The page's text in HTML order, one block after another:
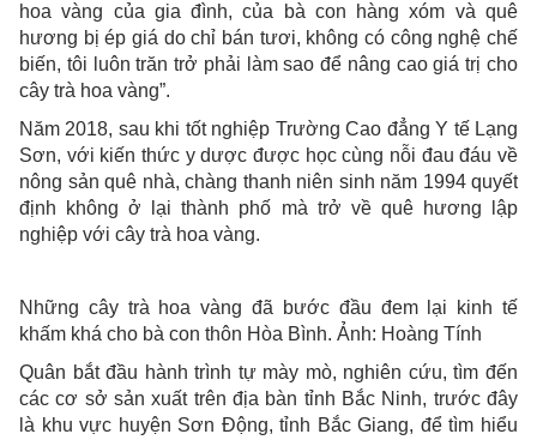
hoa vàng của gia đình, của bà con hàng xóm và quê
hương bị ép giá do chỉ bán tươi, không có công nghệ chế
biến, tôi luôn trăn trở phải làm sao để nâng cao giá trị cho
cây trà hoa vàng”.
Năm 2018, sau khi tốt nghiệp Trường Cao đẳng Y tế Lạng
Sơn, với kiến thức y dược được học cùng nỗi đau đáu về
nông sản quê nhà, chàng thanh niên sinh năm 1994 quyết
định không ở lại thành phố mà trở về quê hương lập
nghiệp với cây trà hoa vàng.
Những cây trà hoa vàng đã bước đầu đem lại kinh tế
khấm khá cho bà con thôn Hòa Bình. Ảnh: Hoàng Tính
Quân bắt đầu hành trình tự mày mò, nghiên cứu, tìm đến
các cơ sở sản xuất trên địa bàn tỉnh Bắc Ninh, trước đây
là khu vực huyện Sơn Động, tỉnh Bắc Giang, để tìm hiểu